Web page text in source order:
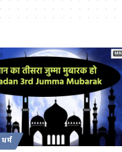
धर्म